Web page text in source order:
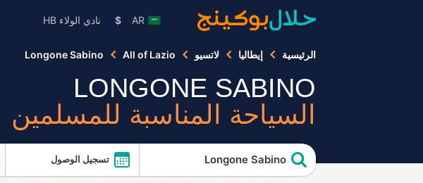
AR
$ نادي الولاء HB
الرئيسية إيطاليا لاتسيو All of Lazio
Longone Sabino
LONGONE SABINO
السياحة المناسبة للمسلمين
Longone Sabino تسجيل الوصول